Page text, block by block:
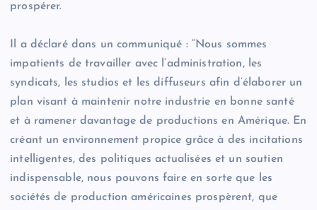
prospérer.
Il a déclaré dans un communiqué : “Nous sommes
impatients de travailler avec l’administration, les
syndicats, les studios et les diffuseurs afin d’élaborer un
plan visant à maintenir notre industrie en bonne santé
et à ramener davantage de productions en Amérique. En
créant un environnement propice grâce à des incitations
intelligentes, des politiques actualisées et un soutien
indispensable, nous pouvons faire en sorte que les
sociétés de production américaines prospèrent, que